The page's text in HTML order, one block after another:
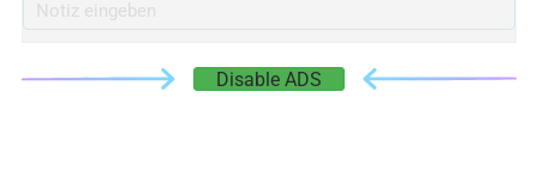
Disable ADS